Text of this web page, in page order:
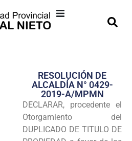
Transparencia
Seguridad
Programas
RESOLUCIÓN DE
ALCALDÍA N° 0429-
2019-A/MPMN
DECLARAR, procedente el
Otorgamiento del
DUPLICADO DE TITULO DE